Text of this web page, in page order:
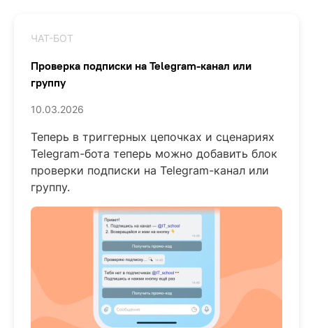
ЧАТ-БОТ
Проверка подписки на Telegram-канал или
группу
10.03.2026
Теперь в триггерных цепочках и сценариях
Telegram-бота теперь можно добавить блок
проверки подписки на Telegram-канал или
группу.